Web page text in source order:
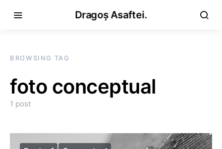
Dragoș Asaftei.
BROWSING TAG
foto conceptual
1 post